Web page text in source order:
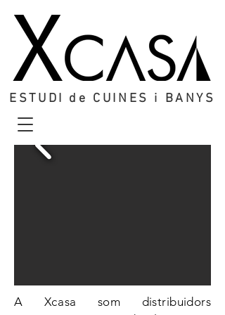
ESTUDI de CUINES i BANYS
A Xcasa som distribuidors